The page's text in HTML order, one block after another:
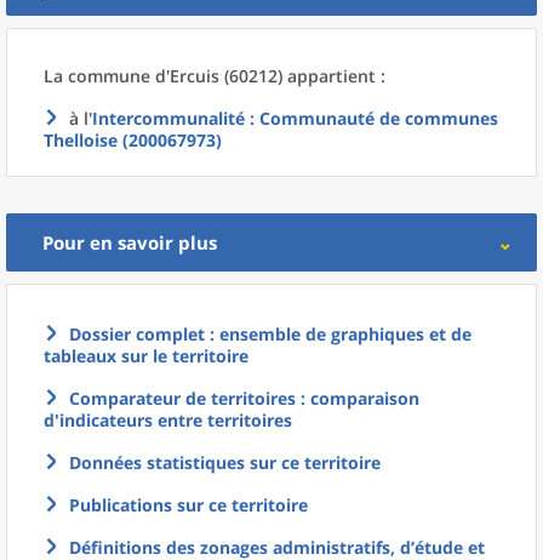
La commune d'Ercuis (60212) appartient :
à l'Intercommunalité : Communauté de communes
Thelloise (200067973)
Pour en savoir plus
Dossier complet : ensemble de graphiques et de
tableaux sur le territoire
Comparateur de territoires : comparaison
d'indicateurs entre territoires
Données statistiques sur ce territoire
Publications sur ce territoire
Définitions des zonages administratifs, d’étude et